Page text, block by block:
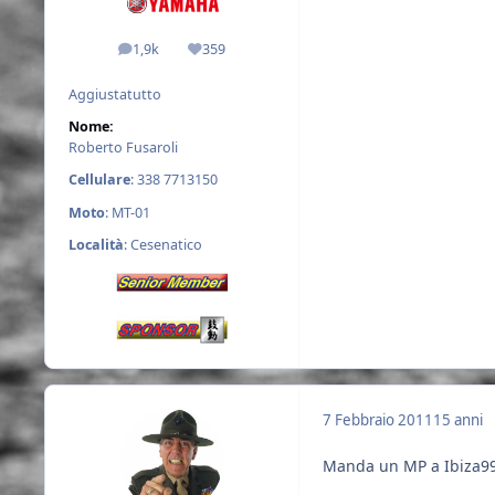
1,9k
messaggi359
Reputazione
Aggiustatutto
Nome:
Roberto Fusaroli
Cellulare: 338 7713150
Moto: MT-01
Località: Cesenatico
7 Febbraio 2011 15 anni
Manda un MP a